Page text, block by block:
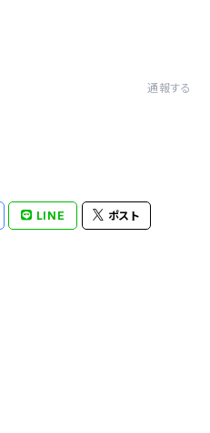
通報する
LINE ポスト